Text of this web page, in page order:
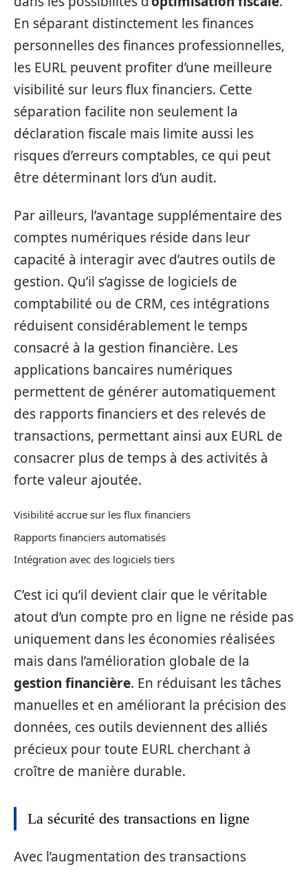
En séparant distinctement les finances
personnelles des finances professionnelles,
les EURL peuvent profiter d’une meilleure
visibilité sur leurs flux financiers. Cette
séparation facilite non seulement la
déclaration fiscale mais limite aussi les
risques d’erreurs comptables, ce qui peut
être déterminant lors d’un audit.
Par ailleurs, l’avantage supplémentaire des
comptes numériques réside dans leur
capacité à interagir avec d’autres outils de
gestion. Qu’il s’agisse de logiciels de
comptabilité ou de CRM, ces intégrations
réduisent considérablement le temps
consacré à la gestion financière. Les
applications bancaires numériques
permettent de générer automatiquement
des rapports financiers et des relevés de
transactions, permettant ainsi aux EURL de
consacrer plus de temps à des activités à
forte valeur ajoutée.
Visibilité accrue sur les flux financiers
Rapports financiers automatisés
Intégration avec des logiciels tiers
C’est ici qu’il devient clair que le véritable
atout d’un compte pro en ligne ne réside pas
uniquement dans les économies réalisées
mais dans l’amélioration globale de la
gestion financière. En réduisant les tâches
manuelles et en améliorant la précision des
données, ces outils deviennent des alliés
précieux pour toute EURL cherchant à
croître de manière durable.
La sécurité des transactions en ligne
Avec l’augmentation des transactions